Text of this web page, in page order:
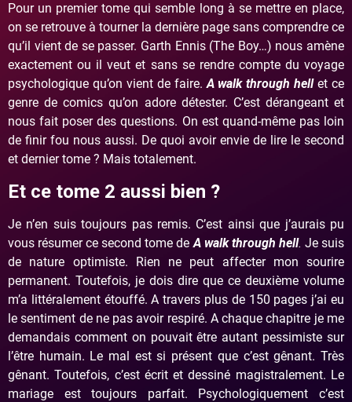
Pour un premier tome qui semble long à se mettre en place,
on se retrouve à tourner la dernière page sans comprendre ce
qu’il vient de se passer. Garth Ennis (The Boy…) nous amène
exactement ou il veut et sans se rendre compte du voyage
psychologique qu’on vient de faire.A walk through hellet ce
genre de comics qu’on adore détester. C’est dérangeant et
nous fait poser des questions. On est quand-même pas loin
de finir fou nous aussi. De quoi avoir envie de lire le second
et dernier tome ? Mais totalement.
Et ce tome 2 aussi bien ?
Je n’en suis toujours pas remis. C’est ainsi que j’aurais pu
vous résumer ce second tome de A walk through hell. Je suis
de nature optimiste. Rien ne peut affecter mon sourire
permanent. Toutefois, je dois dire que ce deuxième volume
m’a littéralement étouffé. A travers plus de 150 pages j’ai eu
le sentiment de ne pas avoir respiré. A chaque chapitre je me
demandais comment on pouvait être autant pessimiste sur
l’être humain. Le mal est si présent que c’est gênant. Très
gênant. Toutefois, c’est écrit et dessiné magistralement. Le
mariage est toujours parfait. Psychologiquement c’est